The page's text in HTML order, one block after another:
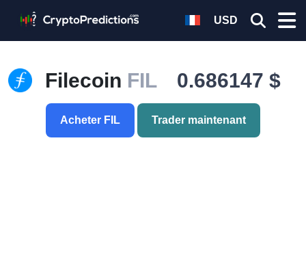
USD
Filecoin FIL 0.686147 $
Acheter FIL Trader maintenant